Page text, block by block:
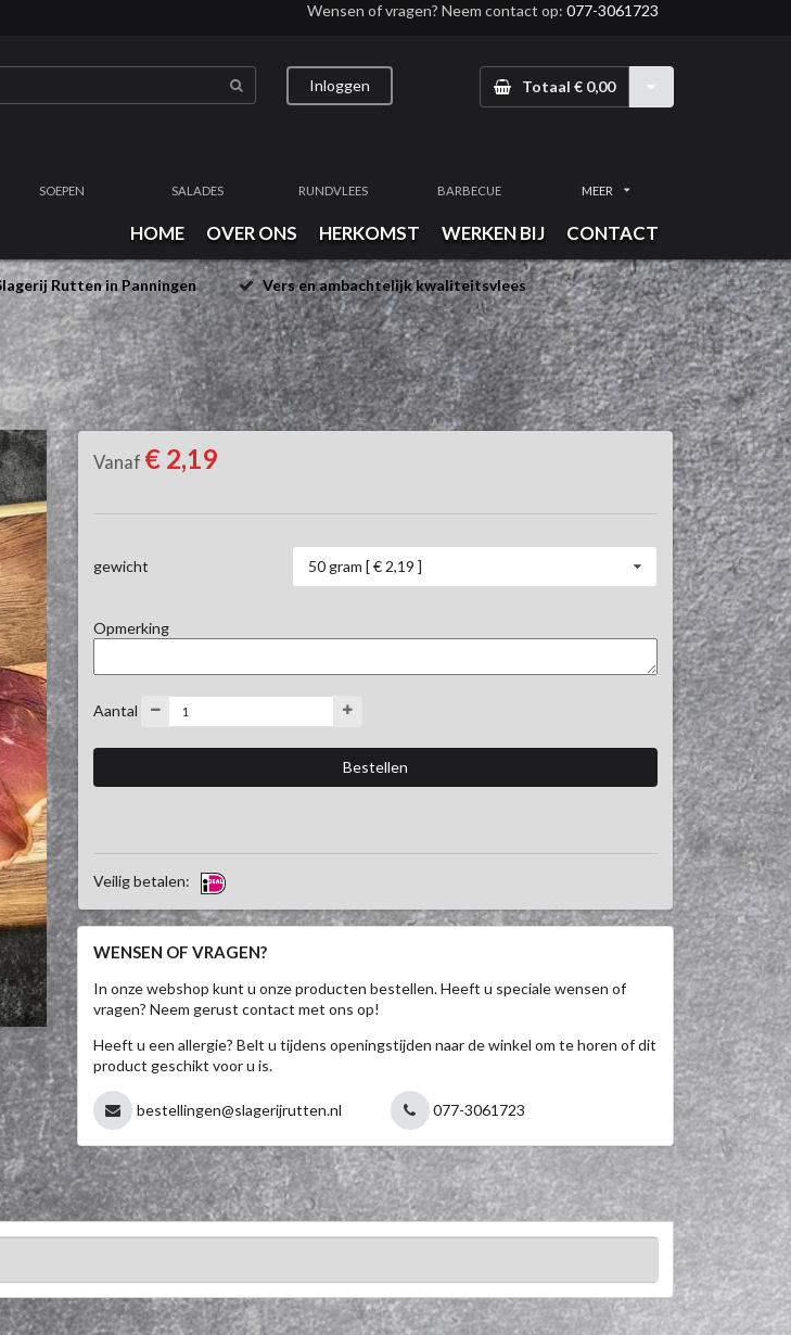
Wensen of vragen? Neem contact op: 077-3061723
Inloggen Totaal € 0,00
SOEPEN SALADES RUNDVLEES BARBECUE MEER
HOME OVER ONS HERKOMST WERKEN BIJ CONTACT
Rutten in Panningen Vers en ambachtelijk kwaliteitsvlees
Vanaf € 2,19
gewicht 50 gram [ € 2,19 ]
Opmerking
Aantal
Veilig betalen:
WENSEN OF VRAGEN?
In onze webshop kunt u onze producten bestellen. Heeft u speciale wensen of
vragen? Neem gerust contact met ons op!
Heeft u een allergie? Belt u tijdens openingstijden naar de winkel om te horen of dit
product geschikt voor u is.
bestellingen@slagerijrutten.nl 077-3061723